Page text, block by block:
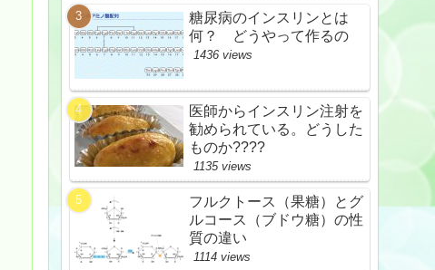
糖尿病のインスリンとは
何？ どうやって作るの
1436 views
医師からインスリン注射を
勧められている。どうした
ものか????
1135 views
フルクトース（果糖）とグ
ルコース（ブドウ糖）の性
質の違い
1114 views